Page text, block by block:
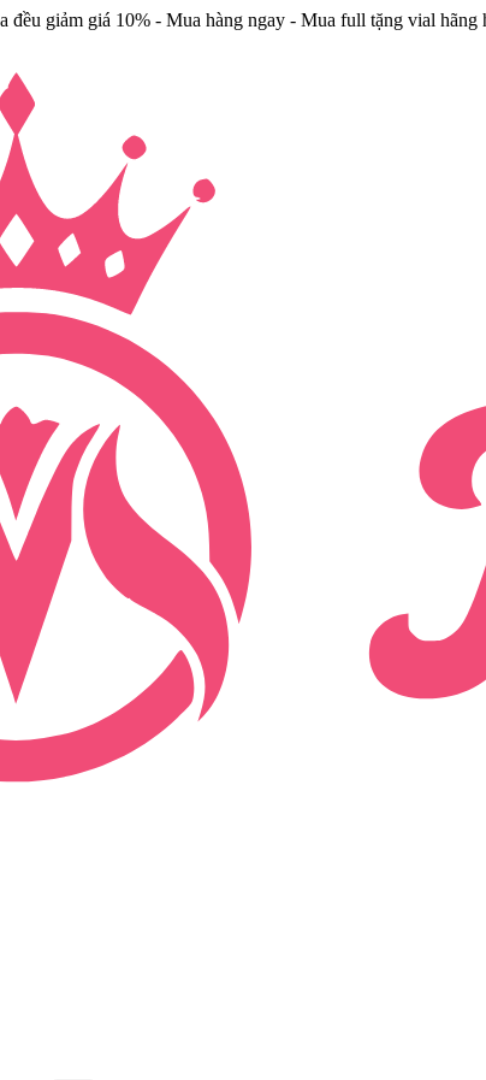
đều giảm giá 10% - Mua hàng ngay - Mua full tặng vial